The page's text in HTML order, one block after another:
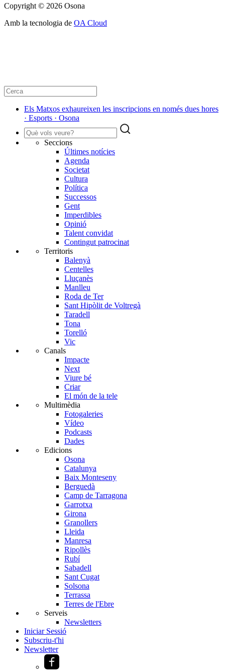
Copyright © 2026 Osona
Amb la tecnologia de OA Cloud
Els Matxos exhaureixen les inscripcions en només dues hores
· Esports · Osona
Seccions
Últimes notícies
Agenda
Societat
Cultura
Política
Successos
Gent
Imperdibles
Opinió
Talent convidat
Contingut patrocinat
Territoris
Balenyà
Centelles
Lluçanès
Manlleu
Roda de Ter
Sant Hipòlit de Voltregà
Taradell
Tona
Torelló
Vic
Canals
Impacte
Next
Viure bé
Criar
El món de la tele
Multimèdia
Fotogaleries
Vídeo
Podcasts
Dades
Edicions
Osona
Catalunya
Baix Monteseny
Berguedà
Camp de Tarragona
Garrotxa
Girona
Granollers
Lleida
Manresa
Ripollès
Rubí
Sabadell
Sant Cugat
Solsona
Terrassa
Terres de l'Ebre
Serveis
Newsletters
Iniciar Sessió
Subscriu-t'hi
Newsletter